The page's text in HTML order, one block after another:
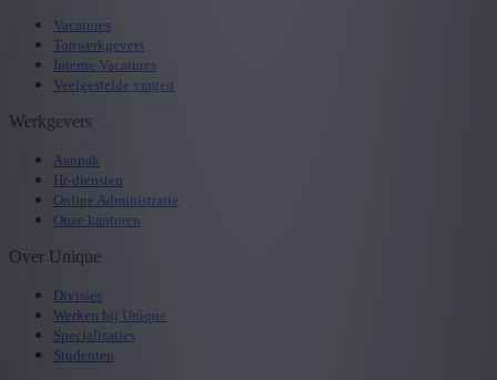
Vacatures
Topwerkgevers
Interne Vacatures
Veelgestelde vragen
Werkgevers
Aanpak
Hr-diensten
Online Administratie
Onze kantoren
Over Unique
Divisies
Werken bij Unique
Specialisaties
Studenten